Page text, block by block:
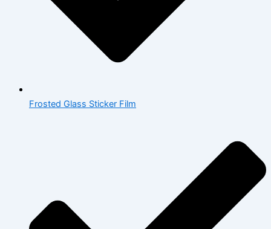
Frosted Glass Sticker Film